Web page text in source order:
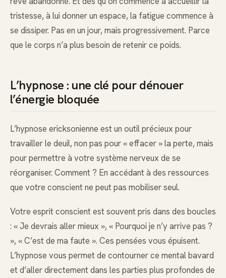
tristesse, à lui donner un espace, la fatigue commence à
se dissiper. Pas en un jour, mais progressivement. Parce
que le corps n’a plus besoin de retenir ce poids.
L’hypnose : une clé pour dénouer
l’énergie bloquée
L’hypnose ericksonienne est un outil précieux pour
travailler le deuil, non pas pour « effacer » la perte, mais
pour permettre à votre système nerveux de se
réorganiser. Comment ? En accédant à des ressources
que votre conscient ne peut pas mobiliser seul.
Votre esprit conscient est souvent pris dans des boucles
: « Je devrais aller mieux », « Pourquoi je n’y arrive pas ?
», « C’est de ma faute ». Ces pensées vous épuisent.
L’hypnose vous permet de contourner ce mental bavard
et d’aller directement dans les parties plus profondes de